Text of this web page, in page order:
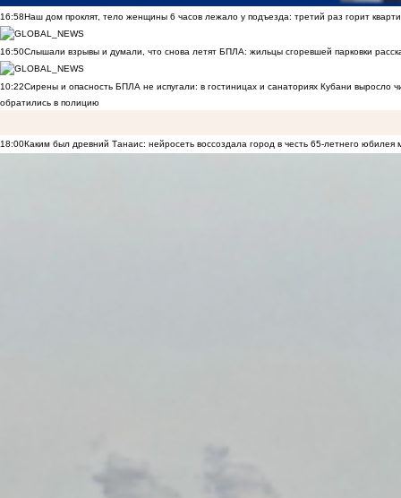
16:58Наш дом проклят, тело женщины 6 часов лежало у подъезда: третий раз горит
16:50Слышали взрывы и думали, что снова летят БПЛА: жильцы сгоревшей парковки
10:22Сирены и опасность БПЛА не испугали: в гостиницах и санаториях Кубани выросло
обратились в полицию
18:00Каким был древний Танаис: нейросеть воссоздала город в честь 65-летнего юбилея